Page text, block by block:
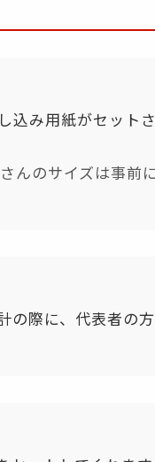
み用紙がセット
んのサイズは事前
際に、代表者の